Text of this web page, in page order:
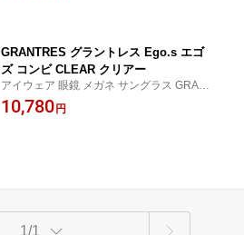
GRANTRES グラントレス Ego.s エゴ
ズ コンビ CLEAR クリアー
アイウェア 眼鏡 メガネ サングラス GRANT
RES グラントレス タキロンローランド ロ
ックスタージャパン
10,780円
1/1